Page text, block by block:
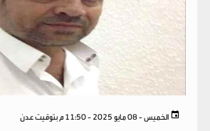
الخميس - 08 مايو 2025 - 11:50 م بتوقيت عدن